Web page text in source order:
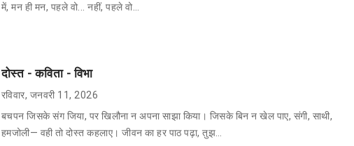
में, मन ही मन, पहले वो... नहीं, पहले वो…
दोस्त - कविता - विभा
रविवार, जनवरी 11, 2026
बचपन जिसके संग जिया, पर खिलौना न अपना साझा किया। जिसके बिन न खेल पाए, संगी, साथी,
हमजोली— वही तो दोस्त कहलाए। जीवन का हर पाठ पढ़ा, तुझ…